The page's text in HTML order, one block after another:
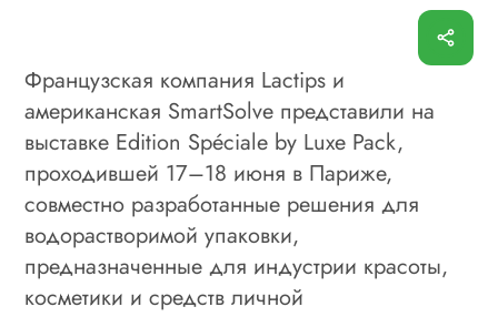
Французская компания Lactips и
американская SmartSolve представили на
выставке Edition Spéciale by Luxe Pack,
проходившей 17–18 июня в Париже,
совместно разработанные решения для
водорастворимой упаковки,
предназначенные для индустрии красоты,
косметики и средств личной